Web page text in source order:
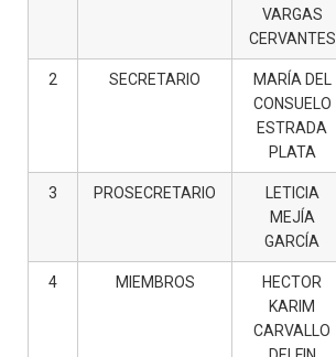
VARGAS
CERVANTES
2 SECRETARIO
MARÍA DEL
CONSUELO
ESTRADA
PLATA
3 PROSECRETARIO
LETICIA
MEJÍA
GARCÍA
4 MIEMBROS
HECTOR
KARIM
CARVALLO